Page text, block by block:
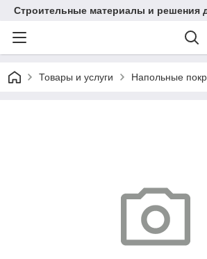
Строительные материалы и решения
Товары и услуги Напольные